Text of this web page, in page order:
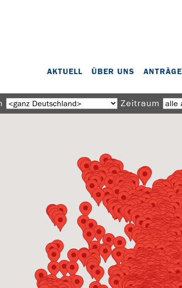
AKTUELL ÜBER UNS ANTRÄGE
Zeitraum